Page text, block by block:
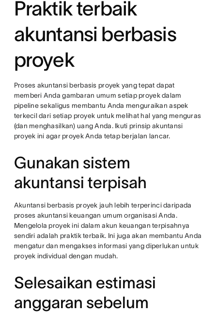
Praktik terbaik
akuntansi berbasis
proyek
Proses akuntansi berbasis proyek yang tepat dapat
memberi Anda gambaran umum setiap proyek dalam
pipeline sekaligus membantu Anda menguraikan aspek
terkecil dari setiap proyek untuk melihat hal yang menguras
(dan menghasilkan) uang Anda. Ikuti prinsip akuntansi
proyek ini agar proyek Anda tetap berjalan lancar.
Gunakan sistem
akuntansi terpisah
Akuntansi berbasis proyek jauh lebih terperinci daripada
proses akuntansi keuangan umum organisasi Anda.
Mengelola proyek ini dalam akun keuangan terpisahnya
sendiri adalah praktik terbaik. Ini juga akan membantu Anda
mengatur dan mengakses informasi yang diperlukan untuk
proyek individual dengan mudah.
Selesaikan estimasi
anggaran sebelum